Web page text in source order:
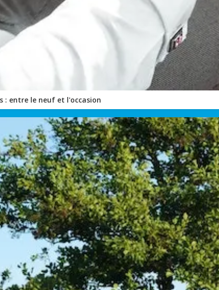
: entre le neuf et l'occasion